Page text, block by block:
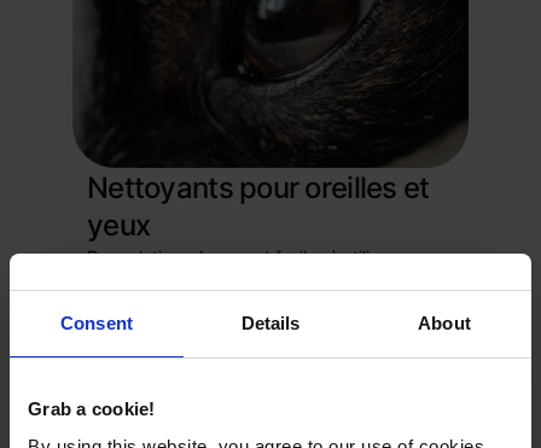
Consent Details About
Grab a cookie!
Nettoyants pour oreilles et
yeux
Des solutions douces et faciles à utiliser pour
gamme de produits de soins pour animaux
sous marque blanche.